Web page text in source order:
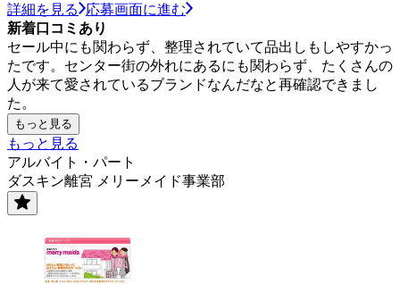
詳細を見る
応募画面に進む
新着口コミあり
セール中にも関わらず、整理されていて品出しもしやすかっ
たです。センター街の外れにあるにも関わらず、たくさんの
人が来て愛されているブランドなんだなと再確認できまし
た。
もっと見る
もっと見る
アルバイト・パート
ダスキン離宮 メリーメイド事業部